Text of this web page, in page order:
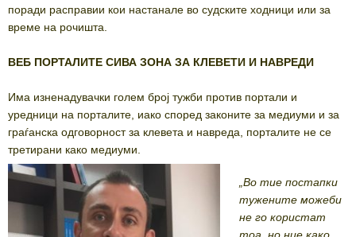
поради расправии кои настанале во судските ходници или за
време на рочишта.
ВЕБ ПОРТАЛИТЕ СИВА ЗОНА ЗА КЛЕВЕТИ И НАВРЕДИ
Има изненадувачки голем број тужби против портали и
уредници на порталите, иако според законите за медиуми и за
граѓанска одговорност за клевета и навреда, порталите не се
третирани како медиуми.
„Во тие постапки
тужените можеби
не го користат